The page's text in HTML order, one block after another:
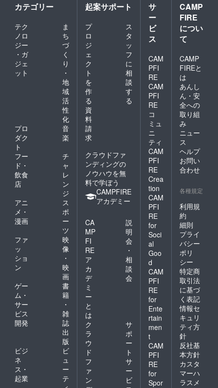
カテゴリー
テク
ノロ
ジー
・ガ
ジェ
ット
ま
ち
づ
く
り
・
地
域
活
性
化
プロ
ダク
ト
音
楽
フー
ド・
飲食
店
チ
ャ
レ
ン
ジ
アニ
メ・
漫画
ス
ポ
ー
ツ
ファ
ッ
ショ
ン
映
像
・
映
画
ゲー
ム・
サー
ビス
開発
書
籍
・
雑
誌
出
版
ビジ
ネ
ス・
起業
ビ
ュ
ー
テ
起案サポート
プ
ロ
ジ
ェ
ク
ト
を
作
る
ス
タ
ッ
フ
に
相
談
す
る
資
料
請
求
クラウドファ
ンディングの
ノウハウを無
料で学ぼう
CAMPFIRE
アカデミー
CA
MP
FI
RE
ア
カ
デ
ミ
ー
と
は
説
明
会
・
相
談
会
ク
ラ
ウ
ド
フ
ァ
ン
サ
ポ
ー
ト
サ
ー
ビ
サ
ー
ビ
ス
CAM
PFI
RE
CAM
PFI
RE
コ
ミュ
ニ
ティ
CAM
PFI
RE
Crea
tion
CAM
PFI
RE
for
Soci
al
Goo
d
CAM
PFI
RE
for
Ente
rtain
men
t
CAM
PFI
RE
for
Spor
CAMP
FIRE
につい
て
CAMP
FIREと
は
あんし
ん・安
全への
取り組
み
ニュー
ス
ヘルプ
お問い
合わせ
各種規定
利用規
約
細則
プライ
バシー
ポリ
シー
特定商
取引法
に基づ
く表記
情報セ
キュリ
ティ方
針
反社基
本方針
カスタ
マーハ
ラスメ